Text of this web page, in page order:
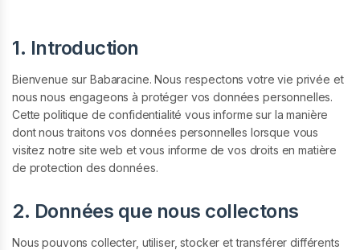
1. Introduction
Bienvenue sur Babaracine. Nous respectons votre vie privée et
nous nous engageons à protéger vos données personnelles.
Cette politique de confidentialité vous informe sur la manière
dont nous traitons vos données personnelles lorsque vous
visitez notre site web et vous informe de vos droits en matière
de protection des données.
2. Données que nous collectons
Nous pouvons collecter, utiliser, stocker et transférer différents